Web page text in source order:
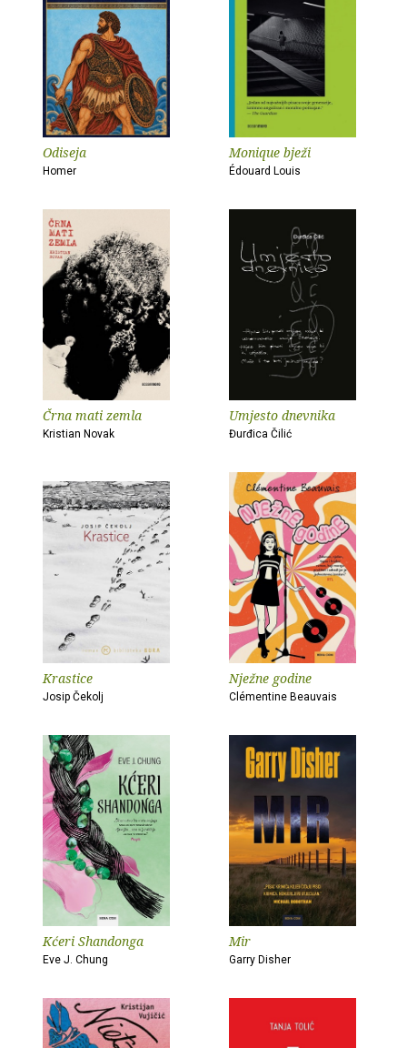
Odiseja
Homer
Monique bježi
Édouard Louis
Črna mati zemla
Kristian Novak
Umjesto dnevnika
Đurđica Čilić
Krastice
Josip Čekolj
Nježne godine
Clémentine Beauvais
Kćeri Shandonga
Eve J. Chung
Mir
Garry Disher